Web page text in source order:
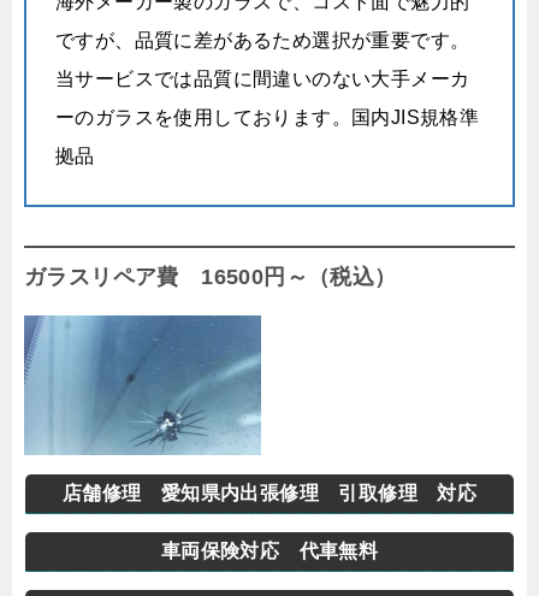
ですが、品質に差があるため選択が重要です。
当サービスでは品質に間違いのない大手メーカ
ーのガラスを使用しております。国内JIS規格準
拠品
ガラスリペア費 16500円～（税込）
店舗修理 愛知県内出張修理 引取修理 対応
車両保険対応 代車無料